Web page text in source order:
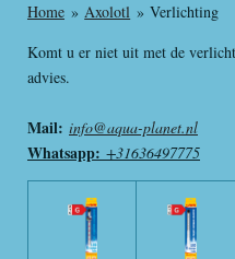
Home » Axolotl » Verlichting
Komt u er niet uit met de
advies.
Mail: info@aqua-planet.nl
Whatsapp: +31636497775